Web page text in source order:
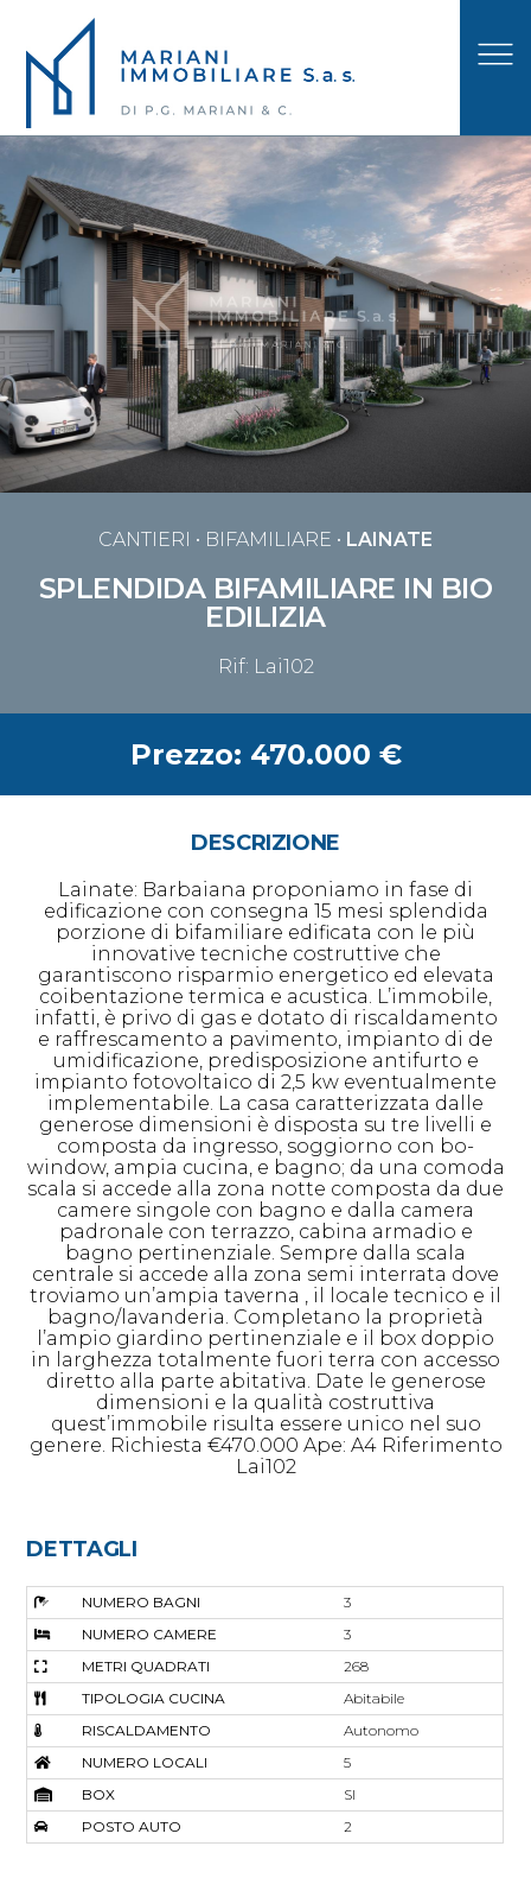
CANTIERI • BIFAMILIARE • LAINATE
SPLENDIDA BIFAMILIARE IN BIO
EDILIZIA
Rif: Lai102
Prezzo: 470.000 €
DESCRIZIONE
Lainate: Barbaiana proponiamo in fase di
edificazione con consegna 15 mesi splendida
porzione di bifamiliare edificata con le più
innovative tecniche costruttive che
garantiscono risparmio energetico ed elevata
coibentazione termica e acustica. L’immobile,
infatti, è privo di gas e dotato di riscaldamento
e raffrescamento a pavimento, impianto di de
umidificazione, predisposizione antifurto e
impianto fotovoltaico di 2,5 kw eventualmente
implementabile. La casa caratterizzata dalle
generose dimensioni è disposta su tre livelli e
composta da ingresso, soggiorno con bo-
window, ampia cucina, e bagno; da una comoda
scala si accede alla zona notte composta da due
camere singole con bagno e dalla camera
padronale con terrazzo, cabina armadio e
bagno pertinenziale. Sempre dalla scala
centrale si accede alla zona semi interrata dove
troviamo un’ampia taverna , il locale tecnico e il
bagno/lavanderia. Completano la proprietà
l’ampio giardino pertinenziale e il box doppio
in larghezza totalmente fuori terra con accesso
diretto alla parte abitativa. Date le generose
dimensioni e la qualità costruttiva
quest’immobile risulta essere unico nel suo
genere. Richiesta €470.000 Ape: A4 Riferimento
Lai102
DETTAGLI
NUMERO BAGNI
3
NUMERO CAMERE
3
METRI QUADRATI
268
TIPOLOGIA CUCINA
Abitabile
RISCALDAMENTO
Autonomo
NUMERO LOCALI
5
BOX
SI
POSTO AUTO
2